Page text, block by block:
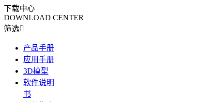
下载中心
DOWNLOAD CENTER
筛选
产品手册
应用手册
3D模型
软件说明
书